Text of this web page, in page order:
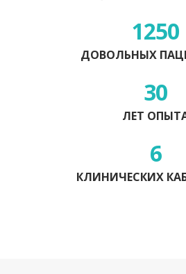
1250
ДОВОЛЬНЫХ
30
ЛЕТ
6
КЛИНИЧЕСКИХ